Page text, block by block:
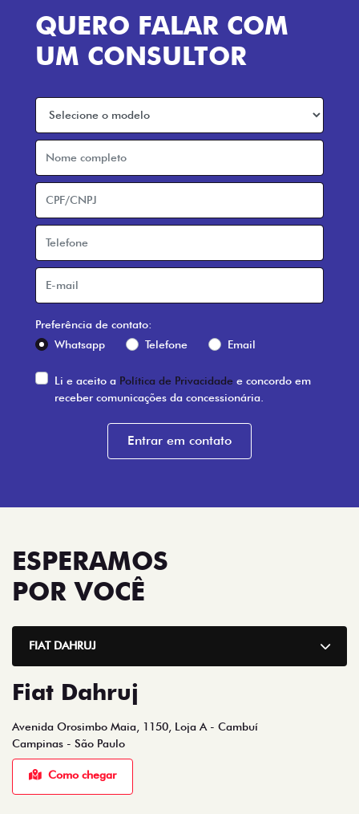
QUERO FALAR COM
UM CONSULTOR
Preferência de contato:
Whatsapp
Telefone Email
Li e aceito a Política de Privacidade e concordo em
receber comunicações da concessionária.
Entrar em contato
ESPERAMOS
POR VOCÊ
FIAT DAHRUJ
Fiat Dahruj
Avenida Orosimbo Maia, 1150, Loja A - Cambuí
Campinas - São Paulo
Como chegar